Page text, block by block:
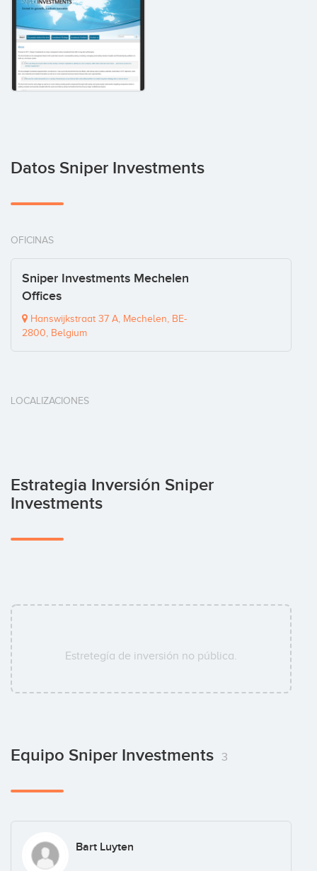
Datos Sniper Investments
OFICINAS
Sniper Investments Mechelen
Offices
Hanswijkstraat 37 A, Mechelen, BE-
2800, Belgium
LOCALIZACIONES
Estrategia Inversión Sniper
Investments
Estretegía de inversión no pública.
Equipo Sniper Investments 3
Bart Luyten